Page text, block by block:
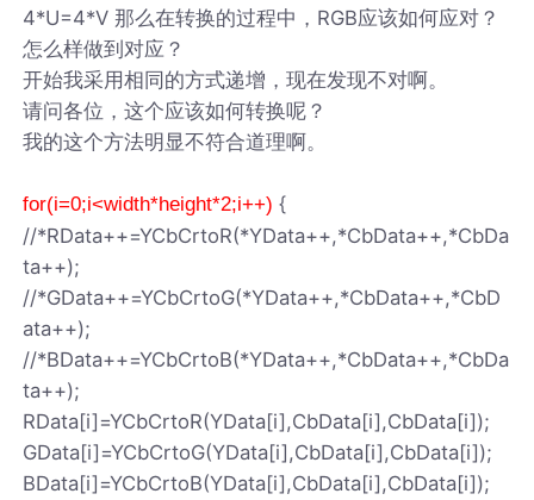
4*U=4*V 那么在转换的过程中，RGB应该如何应对？
怎么样做到对应？
开始我采用相同的方式递增，现在发现不对啊。
请问各位，这个应该如何转换呢？
我的这个方法明显不符合道理啊。
for(i=0;i<width*height*2;i++) {
//*RData++=YCbCrtoR(*YData++,*CbData++,*CbDa
ta++);
//*GData++=YCbCrtoG(*YData++,*CbData++,*CbD
ata++);
//*BData++=YCbCrtoB(*YData++,*CbData++,*CbDa
ta++);
RData[i]=YCbCrtoR(YData[i],CbData[i],CbData[i]);
GData[i]=YCbCrtoG(YData[i],CbData[i],CbData[i]);
BData[i]=YCbCrtoB(YData[i],CbData[i],CbData[i]);